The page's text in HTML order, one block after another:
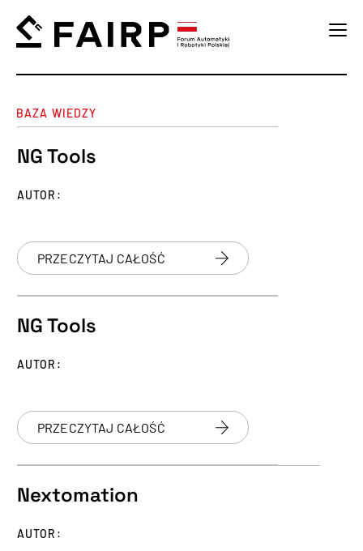
BAZA WIEDZY
NG Tools
AUTOR:
PRZECZYTAJ CAŁOŚĆ
NG Tools
AUTOR:
PRZECZYTAJ CAŁOŚĆ
Nextomation
AUTOR: